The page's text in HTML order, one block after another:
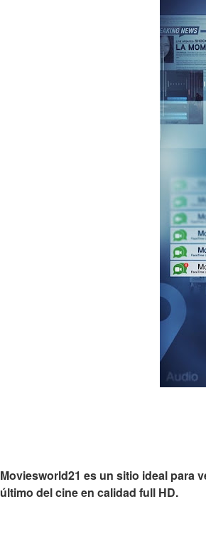
Moviesworld21 es un sitio ideal para
último del cine en calidad full HD.